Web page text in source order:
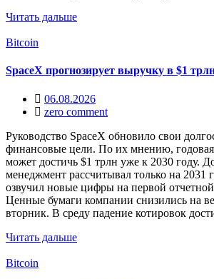
Читать дальше
Bitcoin
SpaceX прогнозирует выручку в $1
06.08.2026
zero comment
Руководство SpaceX обновило свои
финансовые цели. По их мнению,
может достичь $1 трлн уже к 2030 году.
менеджмент рассчитывал только на 2031
озвучил новые цифры на первой
Ценные бумаги компании снизились на
вторник. В среду падение котировок
Читать дальше
Bitcoin